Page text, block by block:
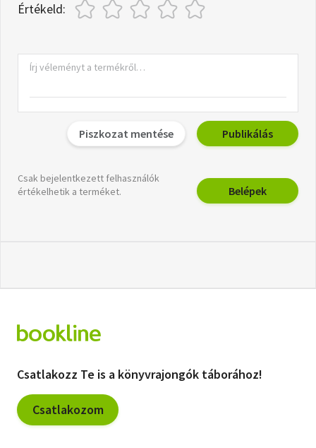
Értékeld:
Piszkozat mentése Publikálás
Csak bejelentkezett felhasználók
értékelhetik a terméket.
Belépek
Csatlakozz Te is a könyvrajongók táborához!
Csatlakozom